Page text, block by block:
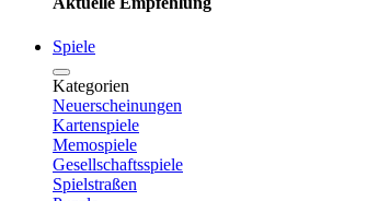
Spiele
Kategorien
Neuerscheinungen
Kartenspiele
Memospiele
Gesellschaftsspiele
Spielstraßen